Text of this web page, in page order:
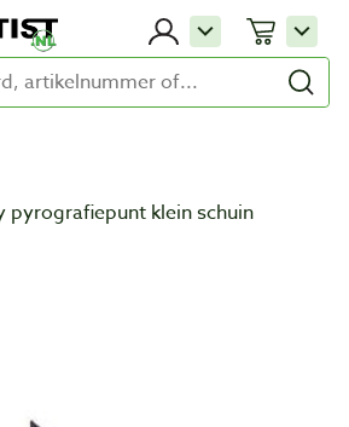
pyrografiepunt klein schuin